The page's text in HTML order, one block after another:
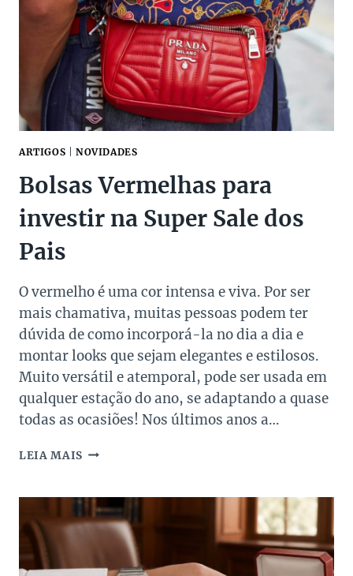
DOS
PAIS
ARTIGOS NOVIDADES
Bolsas Vermelhas para
investir na Super Sale dos
Pais
O vermelho é uma cor intensa e viva. Por ser
mais chamativa, muitas pessoas podem ter
dúvida de como incorporá-la no dia a dia e
montar looks que sejam elegantes e estilosos.
Muito versátil e atemporal, pode ser usada em
qualquer estação do ano, se adaptando a quase
todas as ocasiões! Nos últimos anos a…
LEIA MAIS BOLSAS
INVESTIR
NA
SUPER
DOS